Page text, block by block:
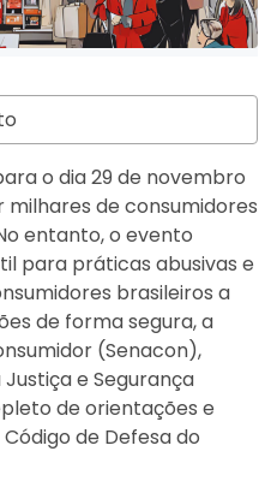
o dia 29 de novembro
de consumidores
entanto, o evento
para práticas abusivas e
brasileiros a
de forma segura, a
(Senacon),
e Segurança
de orientações e
de Defesa do